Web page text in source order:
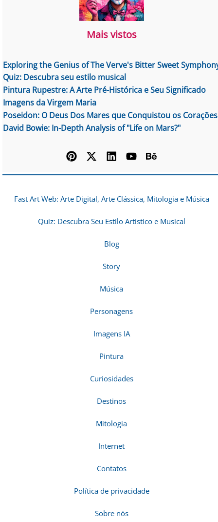
Mais vistos
Exploring the Genius of The Verve's Bitter Sweet
Quiz: Descubra seu estilo musical
Pintura Rupestre: A Arte Pré-Histórica e Seu Significado
Imagens da Virgem Maria
Poseidon: O Deus Dos Mares que Conquistou os Corações
David Bowie: In-Depth Analysis of "Life on Mars?"
Fast Art Web: Arte Digital, Arte Clássica, Mitologia e Música
Quiz: Descubra Seu Estilo Artístico e Musical
Blog
Story
Música
Personagens
Imagens IA
Pintura
Curiosidades
Destinos
Mitologia
Internet
Contatos
Política de privacidade
Sobre nós